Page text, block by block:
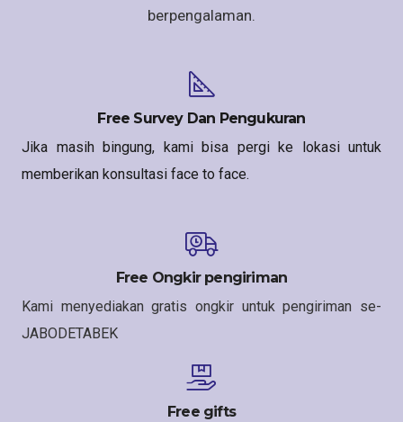
berpengalaman.
Free Survey Dan Pengukuran
Jika masih bingung, kami bisa pergi ke lokasi untuk
memberikan konsultasi face to face.
Free Ongkir pengiriman
Kami menyediakan gratis ongkir untuk pengiriman se-
JABODETABEK
Free gifts